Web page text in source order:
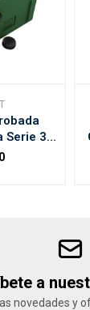
Serie 3
a
novedades y